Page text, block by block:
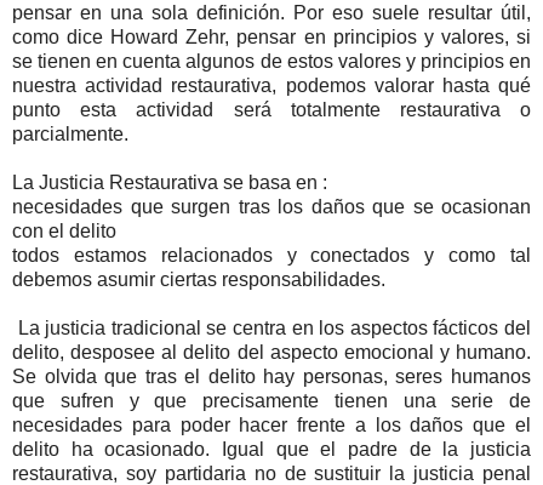
pensar en una sola definición. Por eso suele resultar útil,
como dice Howard Zehr, pensar en principios y valores, si
se tienen en cuenta algunos de estos valores y principios en
nuestra actividad restaurativa, podemos valorar hasta qué
punto esta actividad será totalmente restaurativa o
parcialmente.
La Justicia Restaurativa se basa en :
necesidades que surgen tras los daños que se ocasionan
con el delito
todos estamos relacionados y conectados y como tal
debemos asumir ciertas responsabilidades.
La justicia tradicional se centra en los aspectos fácticos del
delito, desposee al delito del aspecto emocional y humano.
Se olvida que tras el delito hay personas, seres humanos
que sufren y que precisamente tienen una serie de
necesidades para poder hacer frente a los daños que el
delito ha ocasionado. Igual que el padre de la justicia
restaurativa, soy partidaria no de sustituir la justicia penal